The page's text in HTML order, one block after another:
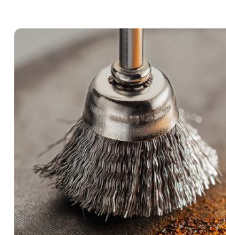
panne courante nécessite un
pour identifier précisément
dysfonctionnement et éviter
par une intervention